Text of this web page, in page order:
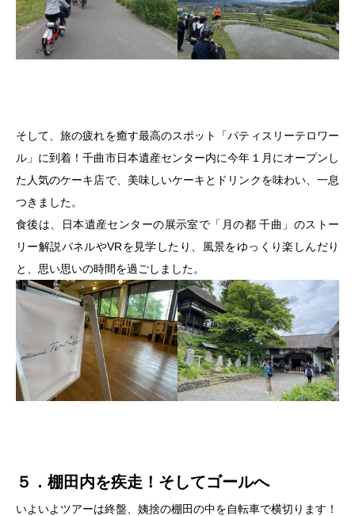
そして、旅の疲れを癒す最高のスポット「パティスリーテロワー
ル」に到着！千曲市日本遺産センター内に今年１月にオープンし
た人気のケーキ店で、美味しいケーキとドリンクを味わい、一息
つきました。
食後は、日本遺産センターの展示室で「月の都 千曲」のストー
リー解説パネルやVRを見学したり、風景をゆっくり楽しんだり
と、思い思いの時間を過ごしました。
５．棚田内を疾走！そしてゴールへ
いよいよツアーは終盤、姨捨の棚田の中を自転車で横切ります！